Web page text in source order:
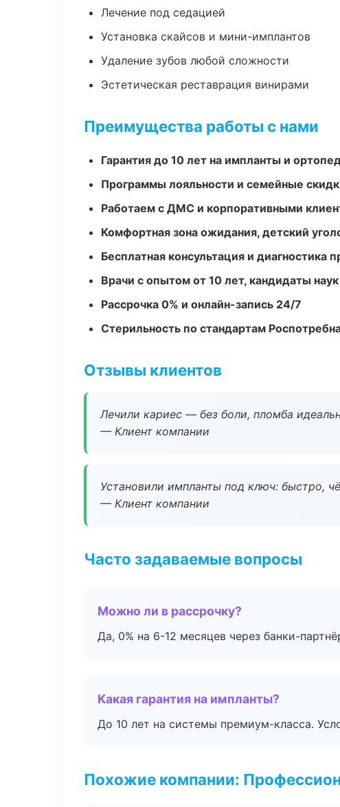
Лечение под седацией
Установка скайсов и мини-имплантов
Удаление зубов любой сложности
Эстетическая реставрация винирами
Преимущества работы с нами
Гарантия до 10 лет на импланты и
Программы лояльности и семейные
Работаем с ДМС и корпоративными
Комфортная зона ожидания, детский
Бесплатная консультация и диагностика
Врачи с опытом от 10 лет, кандидаты наук
Рассрочка 0% и онлайн-запись 24/7
Стерильность по стандартам
Отзывы клиентов
Лечили кариес — без боли, пломба
— Клиент компании
Установили импланты под ключ: быстро,
— Клиент компании
Часто задаваемые вопросы
Можно ли в рассрочку?
Да, 0% на 6-12 месяцев через банки-
Какая гарантия на импланты?
До 10 лет на системы премиум-класса.
Похожие компании: